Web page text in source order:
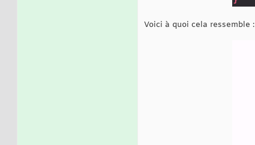
Voici à quoi cela ressemble :